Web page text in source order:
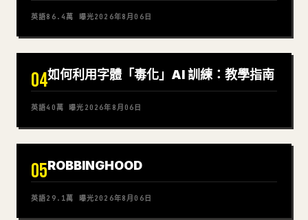
英語86.4萬 曝光2026年8月06日
04如何利用字體「毒化」AI 訓練：教學指南
英語40萬 曝光 2026年8月06日
05ROBBINGHOOD
英語29.1萬 曝光2026年8月06日